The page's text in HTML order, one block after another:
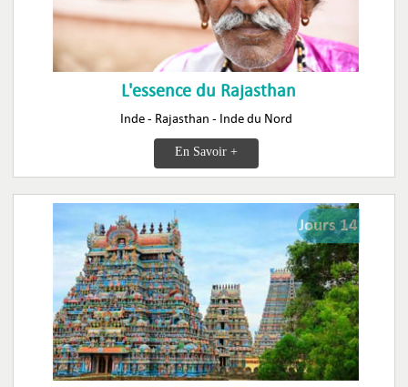
L'essence du Rajasthan
Inde - Rajasthan - Inde du Nord
En Savoir +
Jours 14